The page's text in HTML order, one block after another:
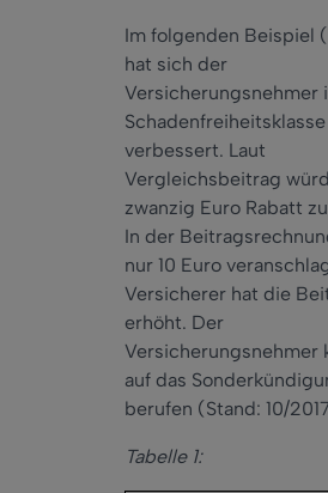
Im folgenden Beispiel
hat sich der
Versicherungsnehmer
verbessert. Laut
Vergleichsbeitrag
zwanzig Euro Rabatt
In der
nur 10 Euro
Versicherer hat die
erhöht. Der
Versicherungsnehmer
auf das
berufen (Stand: 10/
Tabelle 1: